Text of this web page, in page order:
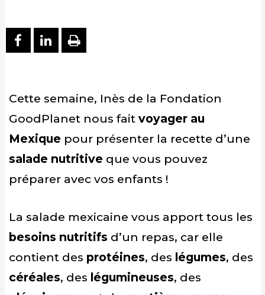
PARTAGER SUR FACEBOOK
PARTAGER SUR LINKEDIN
IMPRIMER
Cette semaine, Inès de la Fondation
GoodPlanet nous fait voyager au
Mexique pour présenter la recette d’une
salade nutritive que vous pouvez
préparer avec vos enfants !
La salade mexicaine vous apport tous les
besoins nutritifs d’un repas, car elle
contient des protéines, des légumes, des
céréales, des légumineuses, des